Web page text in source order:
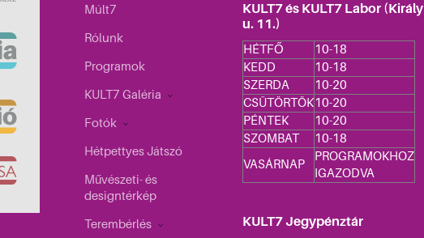
Múlt7
Rólunk
Programok
KULT7 Galéria
Fotók
Hétpettyes Játszó
Művészeti- és
designtérkép
Terembérlés
KULT7 és KULT7 Labor (Király
u. 11.)
HÉTFŐ
10-18
KEDD
10-18
SZERDA
10-20
CSÜTÖRTÖK 10-20
PÉNTEK
10-20
SZOMBAT
10-18
VASÁRNAP
PROGRAMOKHOZ
IGAZODVA
KULT7 Jegypénztár